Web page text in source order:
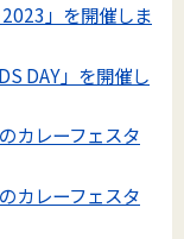
」を開催しま
DAY」を開催し
カレーフェスタ
カレーフェスタ